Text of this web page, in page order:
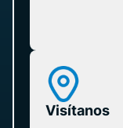
Visítanos